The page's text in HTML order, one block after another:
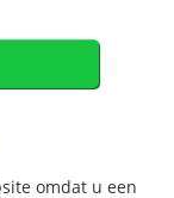
omdat u een